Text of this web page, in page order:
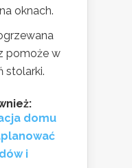
oknach.
pomoże w
stolarki.
domu
i